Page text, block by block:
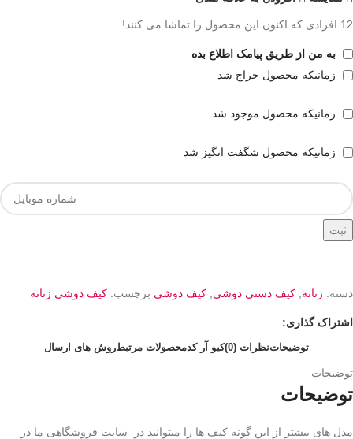
12 افرادی که اکنون این محصول را تماشا می کنند!
به من از طریق پیامک اطلاع بده
زمانیکه محصول حراج شد
زمانیکه محصول موجود شد
زمانیکه محصول شگفت انگیز شد
ثبت
دسته: زنانه کیف دستی دوشی کیف دوشی برچسب: کیف دوشی زنانه
اشتراک گذاری:
توضیحاتنظرات (0) کیو آر کدمحصولات مرتبطروش های ارسال
توضیحات
توضیحات
مدل های بیشتر از این گونه کیف ها را میتوانید در سایت فروشگاهی ما در